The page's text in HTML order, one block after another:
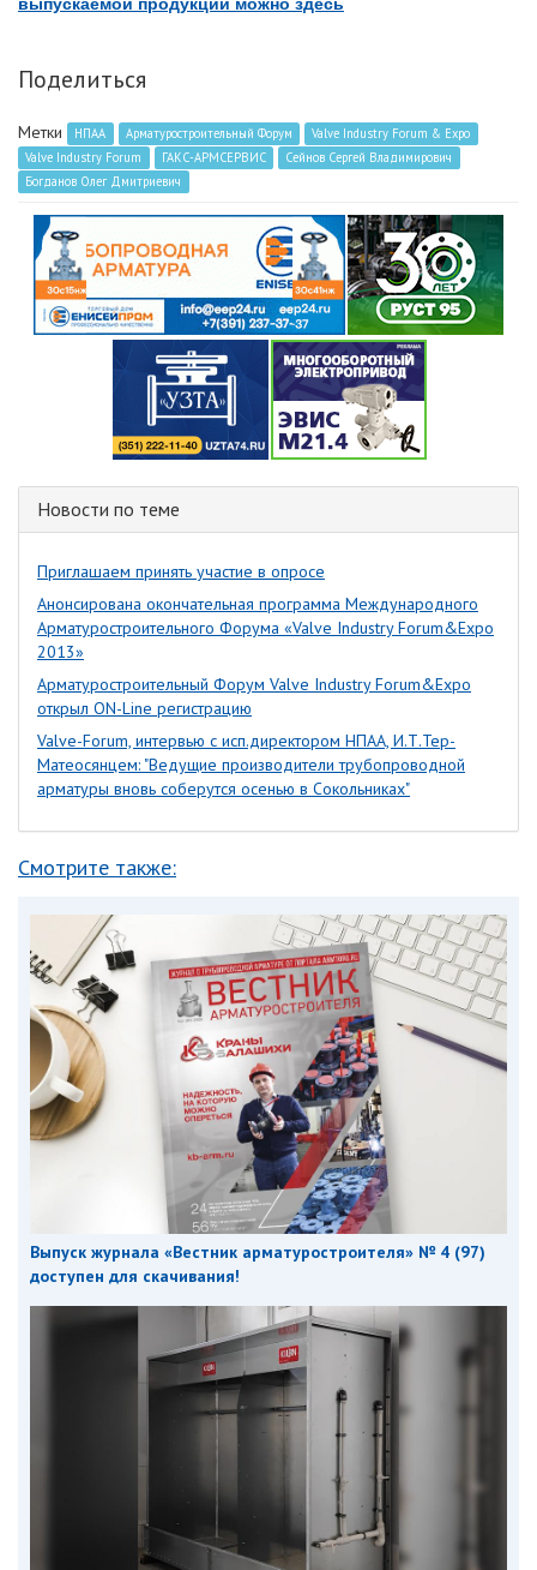
выпускаемой продукции можно здесь
Поделиться
Метки НПАА Арматуростроительный Форум
Valve Industry Forum & Expo
Valve Industry Forum
ГАКС-АРМСЕРВИС
Сейнов Сергей Владимирович
Богданов Олег Дмитриевич
Новости по теме
Приглашаем принять участие в опросе
Анонсирована окончательная программа Международного
Арматуростроительного Форума «Valve Industry Forum&Expo
2013»
Арматуростроительный Форум Valve Industry Forum&Expo
открыл ON-Line регистрацию
Valve-Forum, интервью с исп.директором НПАА, И.Т.Тер-
Матеосянцем: "Ведущие производители трубопроводной
арматуры вновь соберутся осенью в Сокольниках"
Смотрите также:
Выпуск журнала «Вестник арматуростроителя» № 4 (97)
доступен для скачивания!